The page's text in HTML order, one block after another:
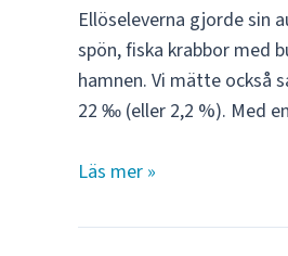
skola
i
Getskär
Ellöseleverna gjorde sin
spön, fiska krabbor med
hamnen. Vi mätte också
22 ‰ (eller 2,2 %). Med
22
2017.
Läs mer »